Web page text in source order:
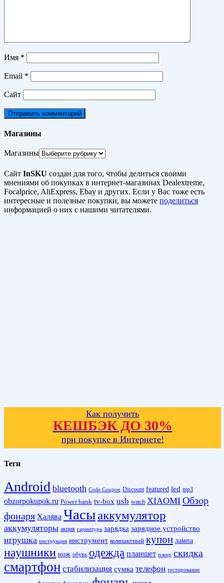
Имя *
Email *
Сайт
Магазины
Магазины
Сайт InSKU создан для того, чтобы делиться своими
мнениями об покупках в интернет-магазинах Dealextreme,
Focalprice, AliExpress, Ebay и других. Если у Вас тоже есть
интересные и полезные покупки, вы можете поделиться
информацией о них с нашими читателями.
Как получить
КЕШБЭК ДО 30%
при покупке в Интернете!
Теги
Android bluetooth Code Coupon Discount featured led mp3
obzorpokupok.ru Power bank tv-box usb watch XIAOMI Обзор
фонаря Халява Часыаккумулятор
аккумуляторы акция гарнитура зарядка зарядное устройство
игрушка инструкция инструмент компактный купон лампа
наушники нож обувь одежда планшет плеер скидка
смартфон стабилизация сумка телефон тестирование